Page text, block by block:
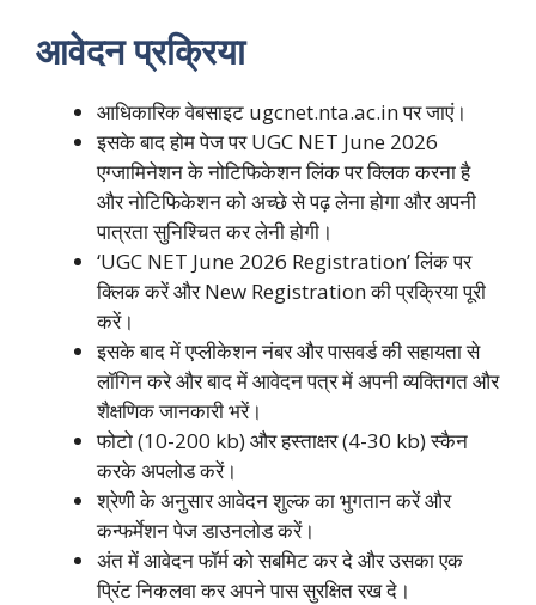
आवेदन प्रक्रिया
आधिकारिक वेबसाइट ugcnet.nta.ac.in पर जाएं।
इसके बाद होम पेज पर UGC NET June 2026
एग्जामिनेशन के नोटिफिकेशन लिंक पर क्लिक करना है
और नोटिफिकेशन को अच्छे से पढ़ लेना होगा और अपनी
पात्रता सुनिश्चित कर लेनी होगी।
‘UGC NET June 2026 Registration’ लिंक पर
क्लिक करें और New Registration की प्रक्रिया पूरी
करें।
इसके बाद में एप्लीकेशन नंबर और पासवर्ड की सहायता से
लॉगिन करे और बाद में आवेदन पत्र में अपनी व्यक्तिगत और
शैक्षणिक जानकारी भरें।
फोटो (10-200 kb) और हस्ताक्षर (4-30 kb) स्कैन
करके अपलोड करें।
श्रेणी के अनुसार आवेदन शुल्क का भुगतान करें और
कन्फर्मेशन पेज डाउनलोड करें।
अंत में आवेदन फॉर्म को सबमिट कर दे और उसका एक
प्रिंट निकलवा कर अपने पास सुरक्षित रख दे।